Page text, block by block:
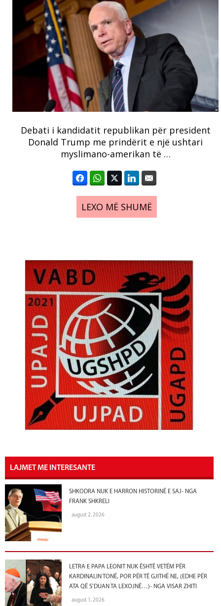
Debati i kandidatit republikan për president
Donald Trump me prindërit e një ushtari
myslimano-amerikan të …
LEXO MË SHUMË
LAJMET ME INTERESANTE
SHKODRA NUK E HARRON HISTORINË E SAJ- NGA
FRANK SHKRELI
august 2, 2026
LETRA E PAPA LEONIT NUK ËSHTË VETËM PËR
KARDINALIN TONË, POR PËR TË GJITHË NE, (EDHE PËR
ATA QË S’DUAN TA LEXOJNË…)- NGA VISAR ZHITI
august 1, 2026